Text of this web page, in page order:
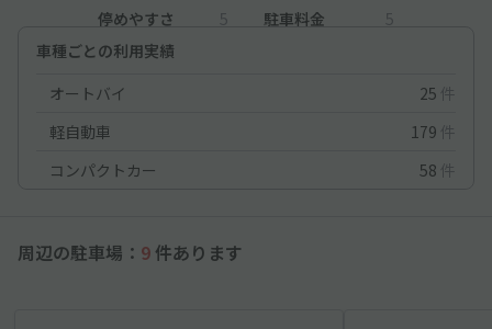
停めやすさ
5 駐車料金
5
車種ごとの利用実績
オートバイ
25 件
軽自動車
179 件
コンパクトカー
58 件
周辺の駐車場： 9 件あります